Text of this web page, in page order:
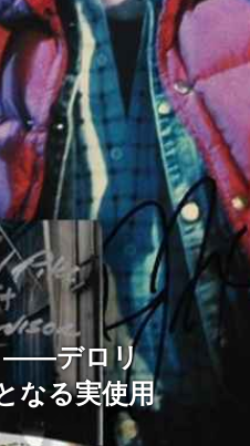
——デロリ
なる実使用